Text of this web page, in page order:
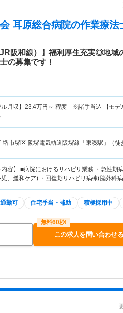
耳原総合病院の作業療法
JR阪和線）】福利厚生充実◎地域
の募集です！
ル月収】 23.4万円～ 程度 ※諸手当込 【モデ
堺市堺区 阪堺電気軌道阪堺線「東湊駅」（徒
内容】 ■病院におけるリハビリ業務 ・急性
児、緩和ケア) ・回復期リハビリ病棟(脳外科
勤可 住宅手当・補助 積極採用中
この求人を問い合わせる